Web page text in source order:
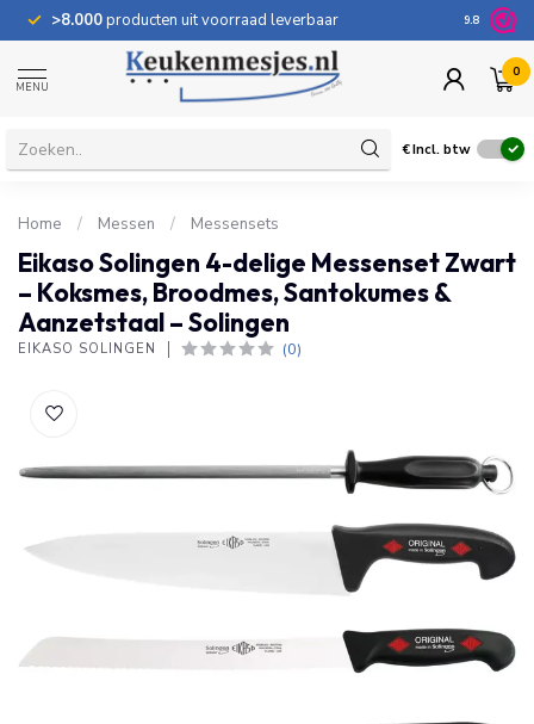
>8.000producten uit voorraad leverbaar 100
9.8
MENU
0
€Incl. btw
Home / Messen / Messensets
Eikaso Solingen 4-delige Messenset Zwart
– Koksmes, Broodmes, Santokumes &
Aanzetstaal – Solingen
EIKASO SOLINGEN (0)